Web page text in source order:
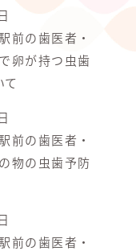
前の歯医者・
卵が持つ虫歯
て
前の歯医者・
物の虫歯予防
前の歯医者・